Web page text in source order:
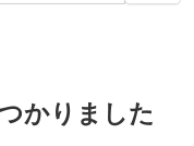
かりました